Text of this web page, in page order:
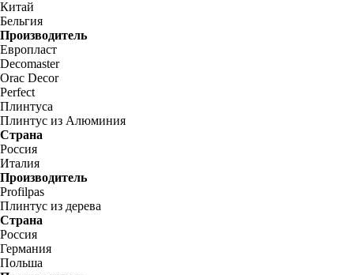
Китай
Бельгия
Производитель
Европласт
Decomaster
Orac Decor
Perfect
Плинтуса
Плинтус из Алюминия
Страна
Россия
Италия
Производитель
Profilpas
Плинтус из дерева
Страна
Россия
Германия
Польша